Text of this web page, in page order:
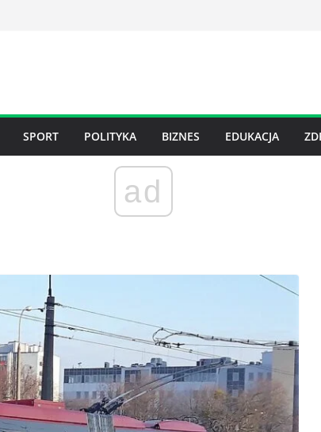
SPORT POLITYKA BIZNES EDUKACJA
ad